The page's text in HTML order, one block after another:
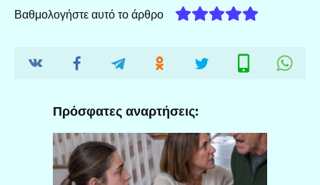
Βαθμολογήστε αυτό το άρθρο
Πρόσφατες αναρτήσεις: